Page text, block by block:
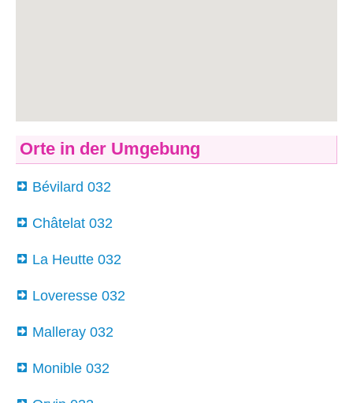
Orte in der Umgebung
Bévilard 032
Châtelat 032
La Heutte 032
Loveresse 032
Malleray 032
Monible 032